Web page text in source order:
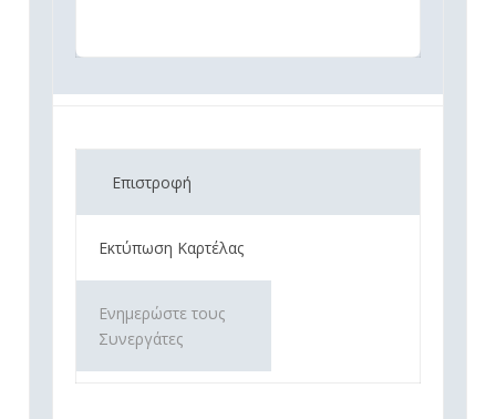
Επιστροφή
Εκτύπωση Καρτέλας
Ενημερώστε τους
Συνεργάτες